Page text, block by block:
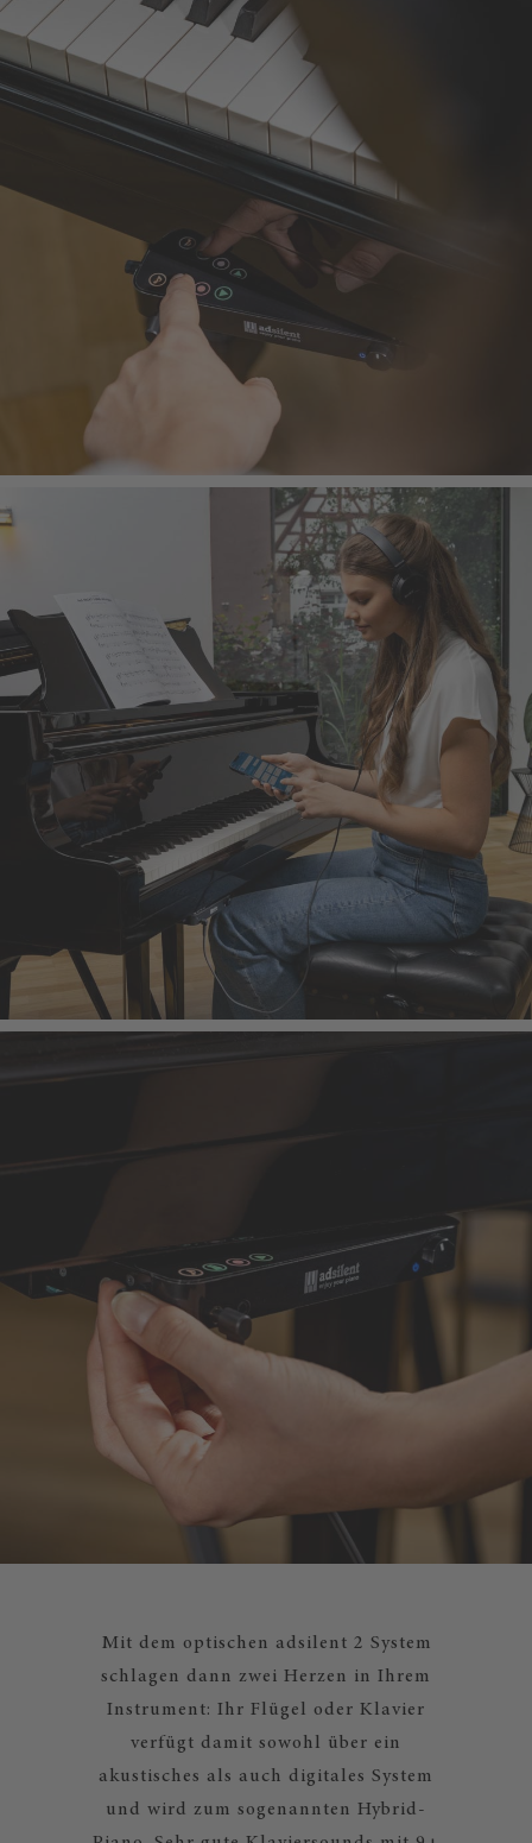
Mit dem optischen adsilent 2 System
schlagen dann zwei Herzen in Ihrem
Instrument: Ihr Flügel oder Klavier
verfügt damit sowohl über ein
akustisches als auch digitales System
und wird zum sogenannten Hybrid-